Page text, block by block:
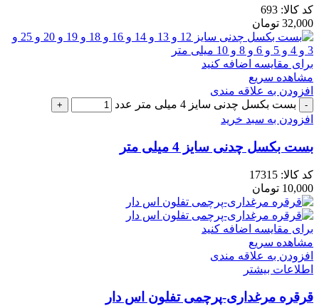
کد کالا: 693
32,000 تومان
برای مقایسه اضافه کنید
مشاهده سریع
افزودن به علاقه مندی
بست بکسل چدنی سایز 4 میلی متر عدد
افزودن به سبد خرید
بست بکسل چدنی سایز 4 میلی متر
کد کالا: 17315
10,000 تومان
برای مقایسه اضافه کنید
مشاهده سریع
افزودن به علاقه مندی
اطلاعات بیشتر
قرقره مرغداری-پرچمی تفلون اس دار